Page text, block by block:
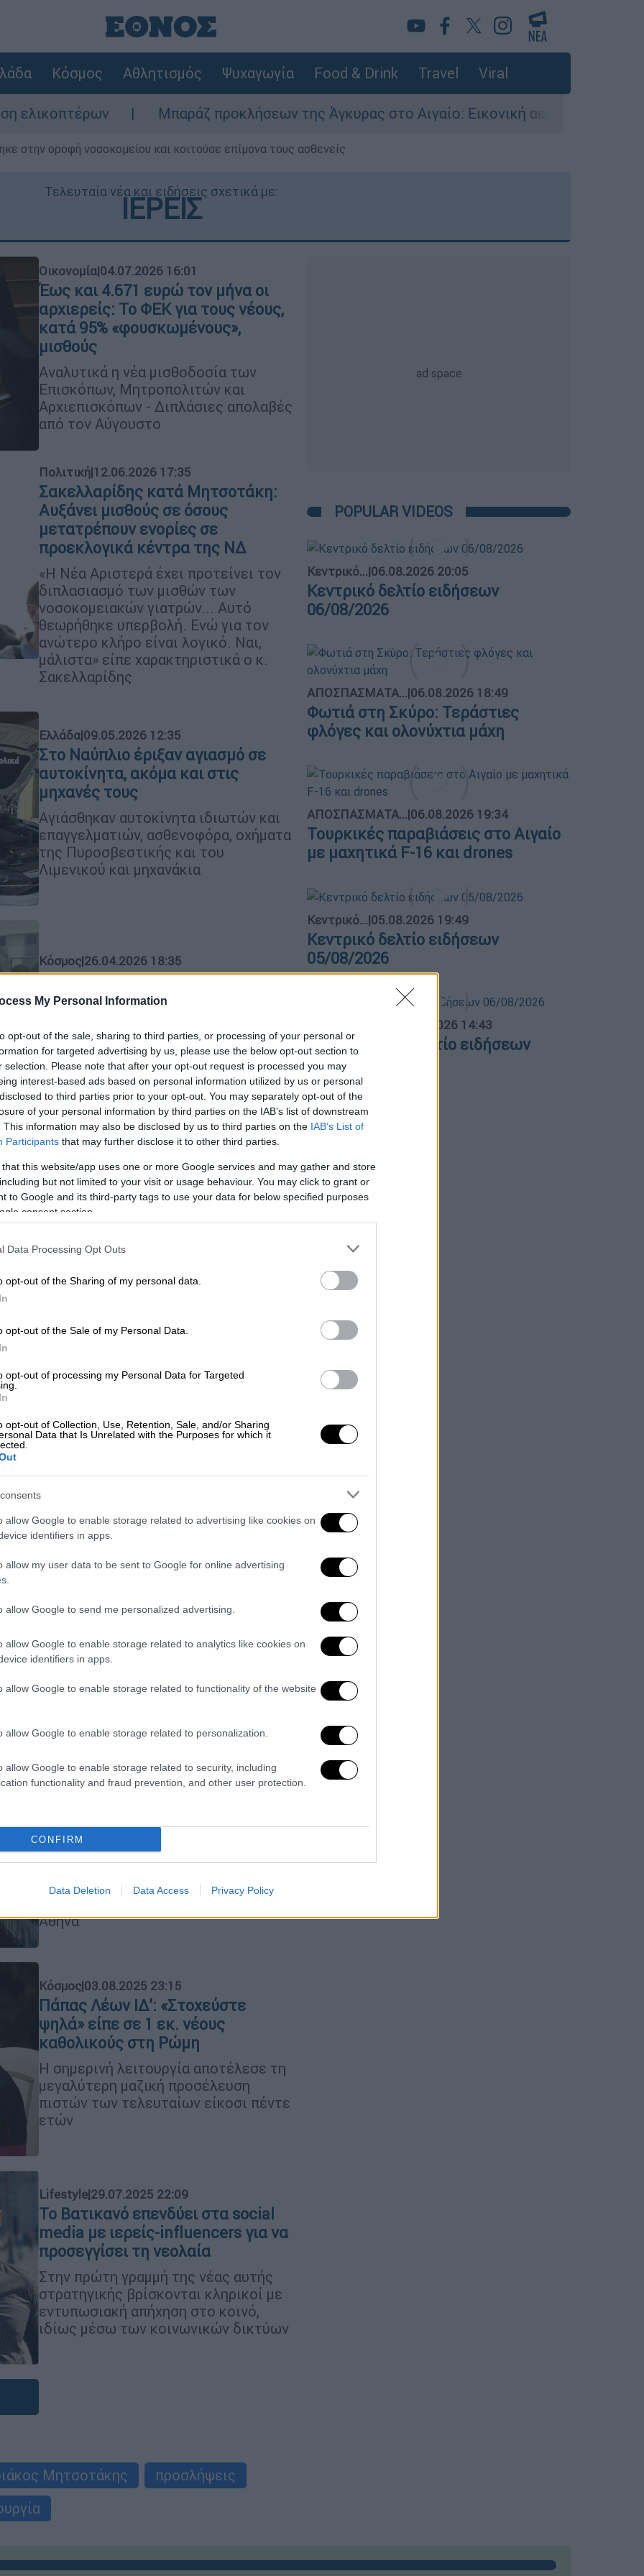
My Personal Information
opt-out of the sale, sharing to third parties, or processing of your personal or
for targeted advertising by us, please use the below opt-out section to
selection. Please note that after your opt-out request is processed you may
interest-based ads based on personal information utilized by us or personal
to third parties prior to your opt-out. You may separately opt-out of the
of your personal information by third parties on the IAB’s list of downstream
This information may also be disclosed by us to third parties on the IAB’s List of
Participants that may further disclose it to other third parties.
that this website/app uses one or more Google services and may gather and store
but not limited to your visit or usage behaviour. You may click to grant or
to Google and its third-party tags to use your data for below specified purposes
consent section.
Data Processing Opt Outs
opt-out of the Sharing of my personal data.
opt-out of the Sale of my Personal Data.
opt-out of processing my Personal Data for Targeted
opt-out of Collection, Use, Retention, Sale, and/or Sharing
Data that Is Unrelated with the Purposes for which it
allow Google to enable storage related to advertising like cookies on
identifiers in apps.
allow my user data to be sent to Google for online advertising
allow Google to send me personalized advertising.
allow Google to enable storage related to analytics like cookies on
identifiers in apps.
allow Google to enable storage related to functionality of the website
allow Google to enable storage related to personalization.
allow Google to enable storage related to security, including
functionality and fraud prevention, and other user protection.
CONFIRM
Data Deletion Data Access Privacy Policy
Κόσμος Αθλητισμός Ψυχαγωγία Food & Drink Travel Viral
Μπαράζ προκλήσεων της Άγκυρας στο Αιγαίο: Εικονική αερομαχία ανάμεσα σε ελληνικά
στην οροφή νοσοκομείου και κοιτούσε επίμονα τους ασθενείς
Τελευταία νέα και ειδήσεις σχετικά με:
ΙΕΡΕΙΣ
Οικονομία|04.07.2026 16:01
Έως και 4.671 ευρώ τον μήνα οι
αρχιερείς: Το ΦΕΚ για τους νέους,
κατά 95% «φουσκωμένους»,
μισθούς
Αναλυτικά η νέα μισθοδοσία των
Επισκόπων, Μητροπολιτών και
Αρχιεπισκόπων - Διπλάσιες απολαβές
από τον Αύγουστο
Πολιτική|12.06.2026 17:35
Σακελλαρίδης κατά Μητσοτάκη:
Αυξάνει μισθούς σε όσους
μετατρέπουν ενορίες σε
προεκλογικά κέντρα της ΝΔ
«Η Νέα Αριστερά έχει προτείνει τον
διπλασιασμό των μισθών των
νοσοκομειακών γιατρών... Αυτό
θεωρήθηκε υπερβολή. Ενώ για τον
ανώτερο κλήρο είναι λογικό. Ναι,
μάλιστα» είπε χαρακτηριστικά ο κ.
Σακελλαρίδης
Ελλάδα|09.05.2026 12:35
Στο Ναύπλιο έριξαν αγιασμό σε
αυτοκίνητα, ακόμα και στις
μηχανές τους
Αγιάσθηκαν αυτοκίνητα ιδιωτών και
επαγγελματιών, ασθενοφόρα, οχήματα
της Πυροσβεστικής και του
Λιμενικού και μηχανάκια
Κόσμος|26.04.2026 18:35
Πιάστηκαν στα χέρια μέσα σε
εκκλησία στην Κύπρο - Στο
Εκατέρωθεν μηνύσεις μετά τη
συμπλοκή - Το χρονικό της υπόθεσης
Σαν Σήμερα
Καθολικοί ιερείς, Ερυθρός
Σταυρός και Φράνκο βοήθησαν
Ναζί εγκληματίες πολέμου να
διαφύγουν στην Αργεντινή!
«Η Αργεντινή έκρυβε την αλήθεια για
τον κόσμο, ήθελαν να μάθουν»...
Ελλάδα|12.11.2025 19:00
ρασοφόρους - Τι υποστηρίζει η
Αρνούνται όλες τις κατηγορίες
Ελλάδα|11.11.2025 14:34
ρασοφόρους: Προθεσμία για να
τρεις κατηγορούμενοι
Στην ανακρίτρια οδηγήθηκαν οι
κατηγορούμενοι για το κύκλωμα
Ελλάδα|09.11.2025 19:02
Αυτός είναι ο ναός που ήταν η
ναρκωτικών με τους
παλαιοημερολογίτες
Σήμερα οι πιστοί βρήκαν κλειστό
έναν ναό Παλαιοημερολογιτών στην
Αθήνα
Κόσμος|03.08.2025 23:15
Πάπας Λέων ΙΔ’: «Στοχεύστε
ψηλά» είπε σε 1 εκ. νέους
καθολικούς στη Ρώμη
Η σημερινή λειτουργία αποτέλεσε τη
μεγαλύτερη μαζική προσέλευση
πιστών των τελευταίων είκοσι πέντε
ετών
Lifestyle|29.07.2025 22:09
Το Βατικανό επενδύει στα social
media με ιερείς-influencers για να
προσεγγίσει τη νεολαία
Στην πρώτη γραμμή της νέας αυτής
στρατηγικής βρίσκονται κληρικοί με
εντυπωσιακή απήχηση στο κοινό,
ιδίως μέσω των κοινωνικών δικτύων
Μητσοτάκης
προσλήψεις
POPULAR VIDEOS
Κεντρικό...|06.08.2026 20:05
Κεντρικό δελτίο ειδήσεων
06/08/2026
ΑΠΟΣΠΑΣΜΑΤΑ...|06.08.2026 18:49
Φωτιά στη Σκύρο: Τεράστιες
φλόγες και ολονύχτια μάχη
ΑΠΟΣΠΑΣΜΑΤΑ...|06.08.2026 19:34
Τουρκικές παραβιάσεις στο Αιγαίο
με μαχητικά F-16 και drones
Κεντρικό...|05.08.2026 19:49
Κεντρικό δελτίο ειδήσεων
05/08/2026
06.08.2026 14:43
Μεσημεριανό δελτίο ειδήσεων
06/08/2026